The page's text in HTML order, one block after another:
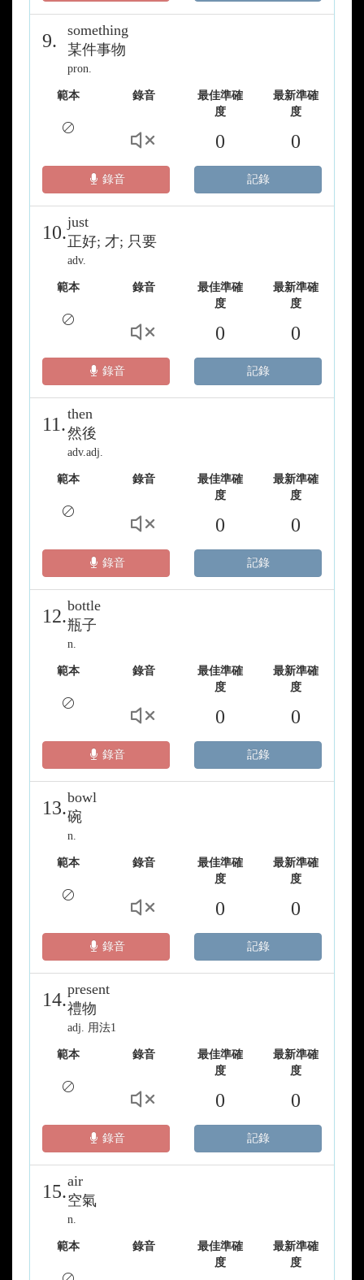
9.
something
某件事物
pron.
範本 錄音
最佳準確
度
最新準確
度
0 0
錄音 記錄
10.just
正好; 才; 只要
adv.
範本 錄音
最佳準確
度
最新準確
度
0 0
錄音 記錄
11.then
然後
adv.adj.
範本 錄音
最佳準確
度
最新準確
度
0 0
錄音 記錄
12.bottle
瓶子
n.
範本 錄音
最佳準確
度
最新準確
度
0 0
錄音 記錄
13.bowl
碗
n.
範本 錄音
最佳準確
度
最新準確
度
0 0
錄音 記錄
14.present
禮物
adj. 用法1
範本 錄音
最佳準確
度
最新準確
度
0 0
錄音 記錄
15.air
空氣
n.
範本 錄音
最佳準確
度
最新準確
度